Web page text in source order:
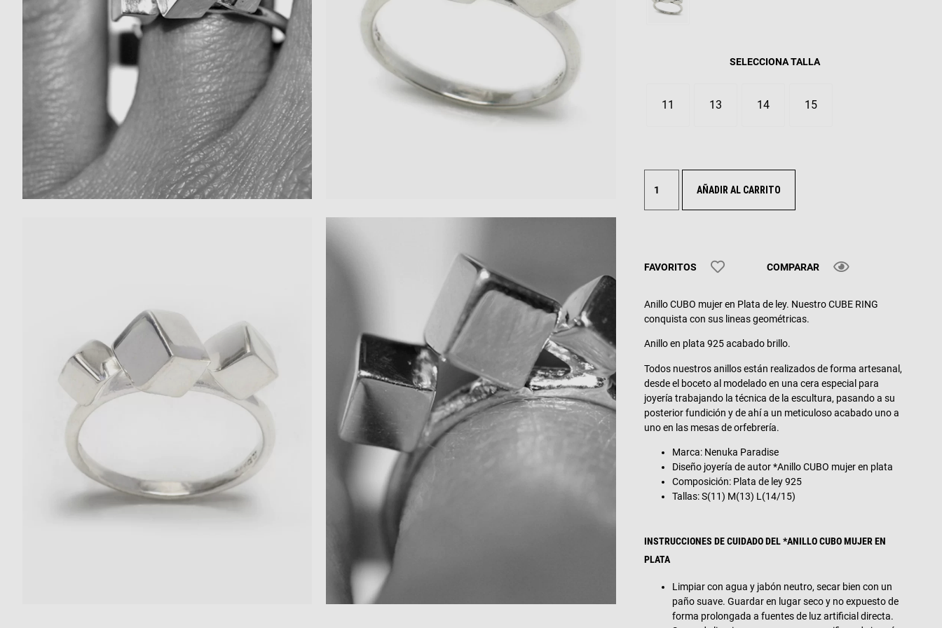
TALLA
11 13 14 15
AÑADIR AL CARRITO
FAVORITOS COMPARAR
Anillo CUBO mujer en Plata de ley. Nuestro CUBE RING
conquista con sus lineas geométricas.
Anillo en plata 925 acabado brillo.
Todos nuestros anillos están realizados de forma artesanal,
desde el boceto al modelado en una cera especial para
joyería trabajando la técnica de la escultura, pasando a su
posterior fundición y de ahí a un meticuloso acabado uno a
uno en las mesas de orfebrería.
Marca: Nenuka Paradise
Diseño joyería de autor *Anillo CUBO mujer en plata
Composición: Plata de ley 925
Tallas: S(11) M(13) L(14/15)
INSTRUCCIONES DE CUIDADO DEL *ANILLO CUBO MUJER EN
PLATA
Limpiar con agua y jabón neutro, secar bien con un
paño suave. Guardar en lugar seco y no expuesto de
forma prolongada a fuentes de luz artificial directa.